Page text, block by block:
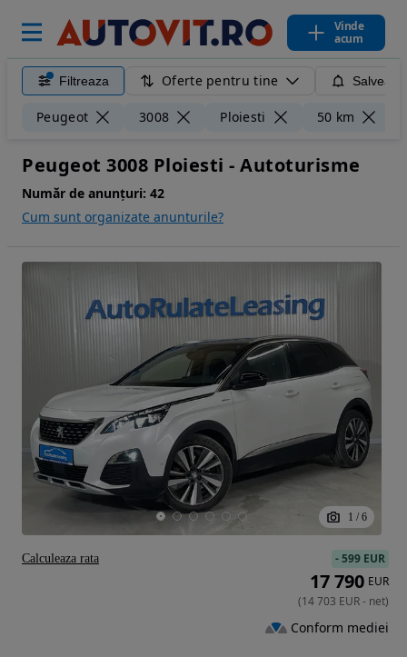
Vinde
acum
Filtreaza Oferte pentru tine
Peugeot 3008 Ploiesti 50 km
Peugeot 3008 Ploiesti - Autoturisme
Număr de anunțuri: 42
Cum sunt organizate anunturile?
1 / 6
-599 EUR
17 790 EUR
(14 703 EUR- net)
Conform mediei
Calculeaza rata